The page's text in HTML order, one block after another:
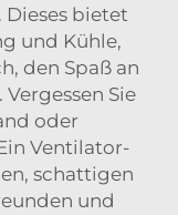
bietet
und Kühle,
den Spaß an
Sie
oder
Ventilator-
schattigen
und